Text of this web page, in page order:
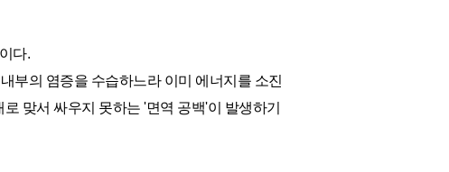
다.
부의 염증을 수습하느라 이미 에너지를 소진
맞서 싸우지 못하는 '면역 공백'이 발생하기